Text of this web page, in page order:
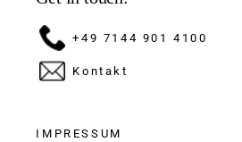
+49 7144 901 4100
Kontakt
IMPRESSUM